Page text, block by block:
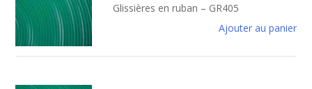
Glissières en ruban – GR405
Ajouter au panier